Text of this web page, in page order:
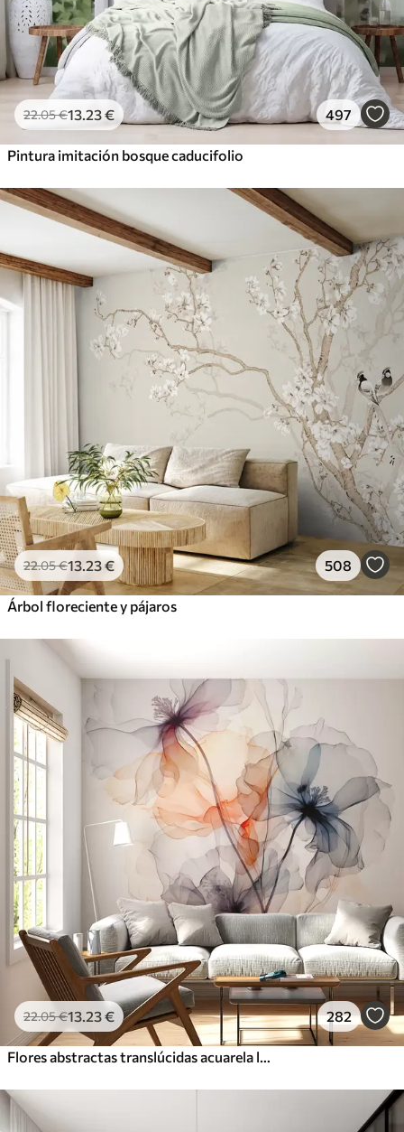
22.05€13 .23€ 497
Pintura imitación bosque caducifolio
22.05€13 .23€ 508
Árbol floreciente y pájaros
22.05€13 .23€ 282